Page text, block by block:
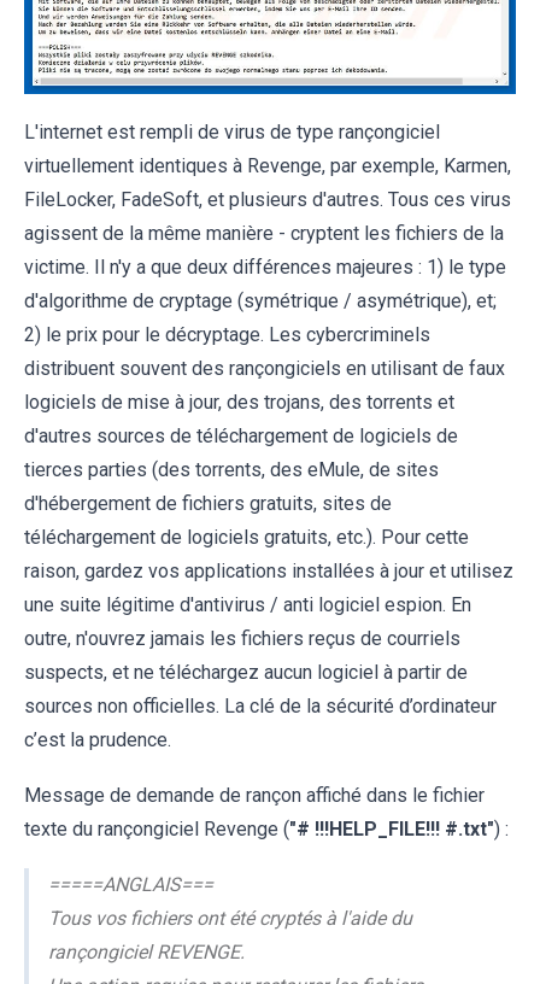
L'internet est rempli de virus de type rançongiciel
virtuellement identiques à Revenge, par exemple, Karmen,
FileLocker, FadeSoft, et plusieurs d'autres. Tous ces virus
agissent de la même manière - cryptent les fichiers de la
victime. Il n'y a que deux différences majeures : 1) le type
d'algorithme de cryptage (symétrique / asymétrique), et;
2) le prix pour le décryptage. Les cybercriminels
distribuent souvent des rançongiciels en utilisant de faux
logiciels de mise à jour, des trojans, des torrents et
d'autres sources de téléchargement de logiciels de
tierces parties (des torrents, des eMule, de sites
d'hébergement de fichiers gratuits, sites de
téléchargement de logiciels gratuits, etc.). Pour cette
raison, gardez vos applications installées à jour et utilisez
une suite légitime d'antivirus / anti logiciel espion. En
outre, n'ouvrez jamais les fichiers reçus de courriels
suspects, et ne téléchargez aucun logiciel à partir de
sources non officielles. La clé de la sécurité d’ordinateur
c’est la prudence.
Message de demande de rançon affiché dans le fichier
texte du rançongiciel Revenge ("# !!!HELP_FILE!!! #.txt") :
=====ANGLAIS===
Tous vos fichiers ont été cryptés à l'aide du
rançongiciel REVENGE.